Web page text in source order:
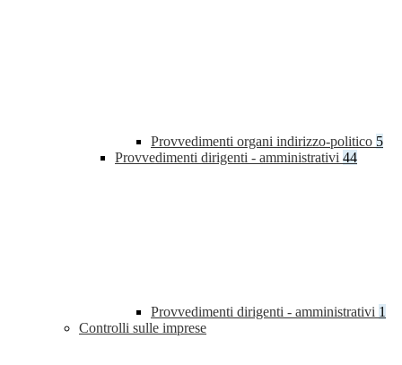
Provvedimenti organi indirizzo-politico 5
Provvedimenti dirigenti - amministrativi 44
Provvedimenti dirigenti - amministrativi 1
Controlli sulle imprese